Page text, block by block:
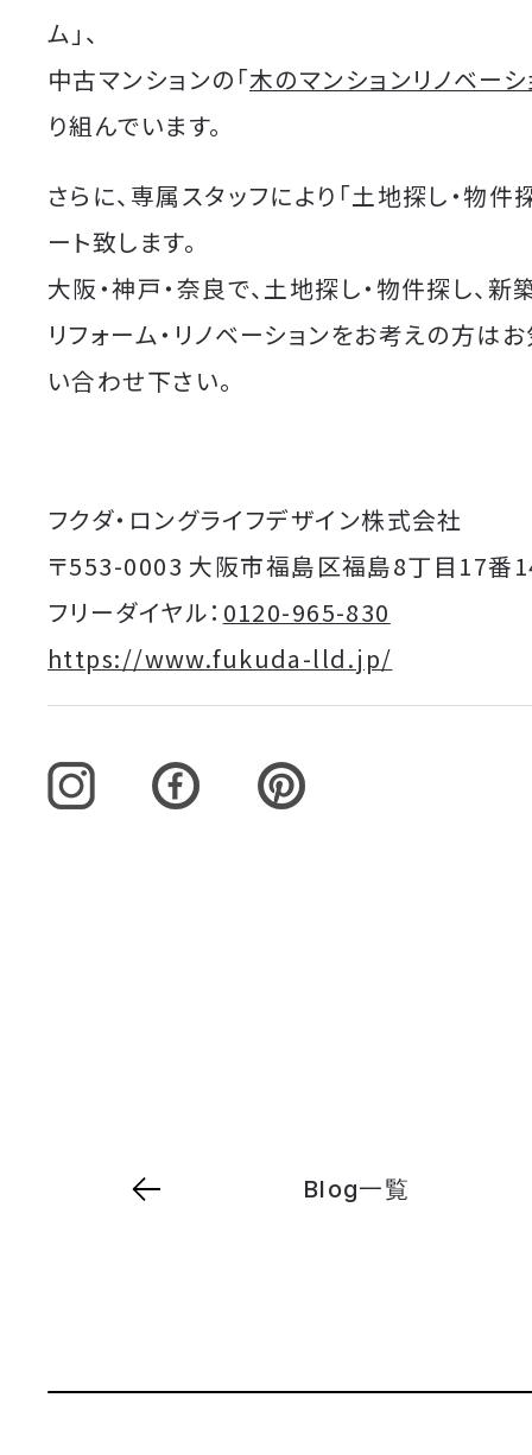
ム」、
中古マンションの「木のマンションリノベーシ
り組んでいます。
さらに、専属スタッフにより「土地探し・物件
ート致します。
大阪・神戸・奈良で、土地探し・物件探し、新
リフォーム・リノベーションをお考えの方は
い合わせ下さい。
フクダ・ロングライフデザイン株式会社
〒553-0003 大阪市福島区福島8丁目17番
フリーダイヤル： 0120-965-830
https://www.fukuda-lld.jp/
Blog一覧